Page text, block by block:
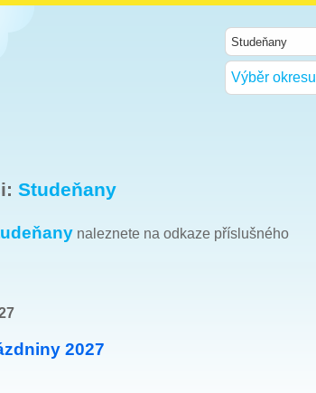
Výběr okresu
Studeňany
naleznete na odkaze příslušného
2027